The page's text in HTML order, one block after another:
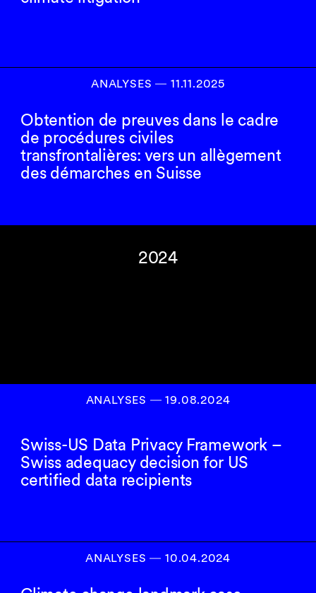
ANALYSES― 11.11.2025
Obtention de preuves dans le cadre
de procédures civiles
transfrontalières: vers un allègement
des démarches en Suisse
2024
ANALYSES ― 19.08.2024
Swiss-US Data Privacy Framework –
Swiss adequacy decision for US
certified data recipients
ANALYSES― 10.04.2024